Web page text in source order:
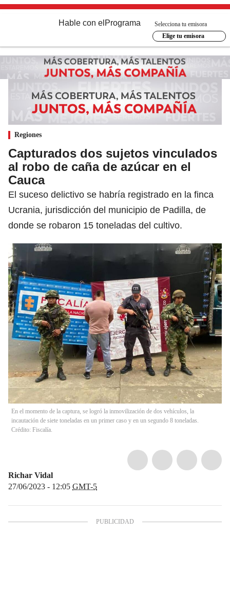
Hable con el Programa
Selecciona tu emisora
Elige tu emisora
Regiones
Capturados dos sujetos vinculados
al robo de caña de azúcar en el
Cauca
El suceso delictivo se habría registrado en la finca
Ucrania, jurisdicción del municipio de Padilla, de
donde se robaron 15 toneladas del cultivo.
En el momento de la captura, se logró la inmovilización de dos vehículos, la
incautación de siete toneladas en un primer caso y en un segundo 8 toneladas.
Crédito: Fiscalía.
Richar Vidal
27/06/2023 - 12:05 GMT-5